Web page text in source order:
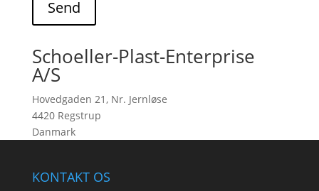
Send
Schoeller-Plast-Enterprise
A/S
Hovedgaden 21, Nr. Jernløse
4420 Regstrup
Danmark
KONTAKT OS